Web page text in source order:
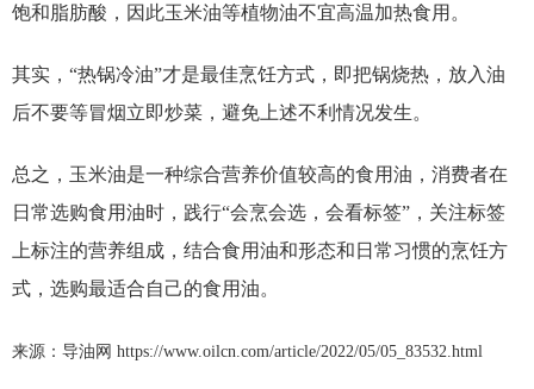
饱和脂肪酸，因此玉米油等植物油不宜高温加热食用。
其实，“热锅冷油”才是最佳烹饪方式，即把锅烧热，放入油
后不要等冒烟立即炒菜，避免上述不利情况发生。
总之，玉米油是一种综合营养价值较高的食用油，消费者在
日常选购食用油时，践行“会烹会选，会看标签”，关注标签
上标注的营养组成，结合食用油和形态和日常习惯的烹饪方
式，选购最适合自己的食用油。
来源：导油网 https://www.oilcn.com/article/2022/05/05_83532.html